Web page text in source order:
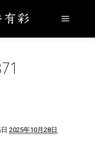
2025年10月28日